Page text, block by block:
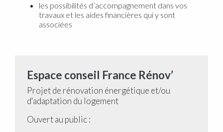
les possibilités d’accompagnement dans vos
travaux et les aides financières qui y sont
associées
Espace conseil France Rénov’
Projet de rénovation énergétique et/ou
d'adaptation du logement
Ouvert au public :